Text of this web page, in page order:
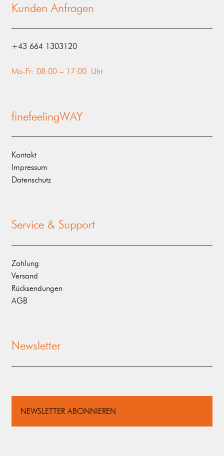
Kunden Anfragen
‭+43 664 1303120‬
Mo-Fr: 08:00 – 17:00 Uhr
finefeelingWAY
Kontakt
Impressum
Datenschutz
Service & Support
Zahlung
Versand
Rücksendungen
AGB
Newsletter
NEWSLETTER ABONNIEREN